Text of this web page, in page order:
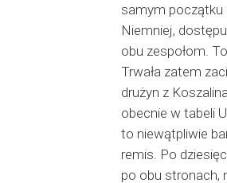
samym początku
Niemniej,
obu zespołom.
Trwała zatem
drużyn z
obecnie w tabeli
to niewątpliwie
remis. Po
po obu stronach,